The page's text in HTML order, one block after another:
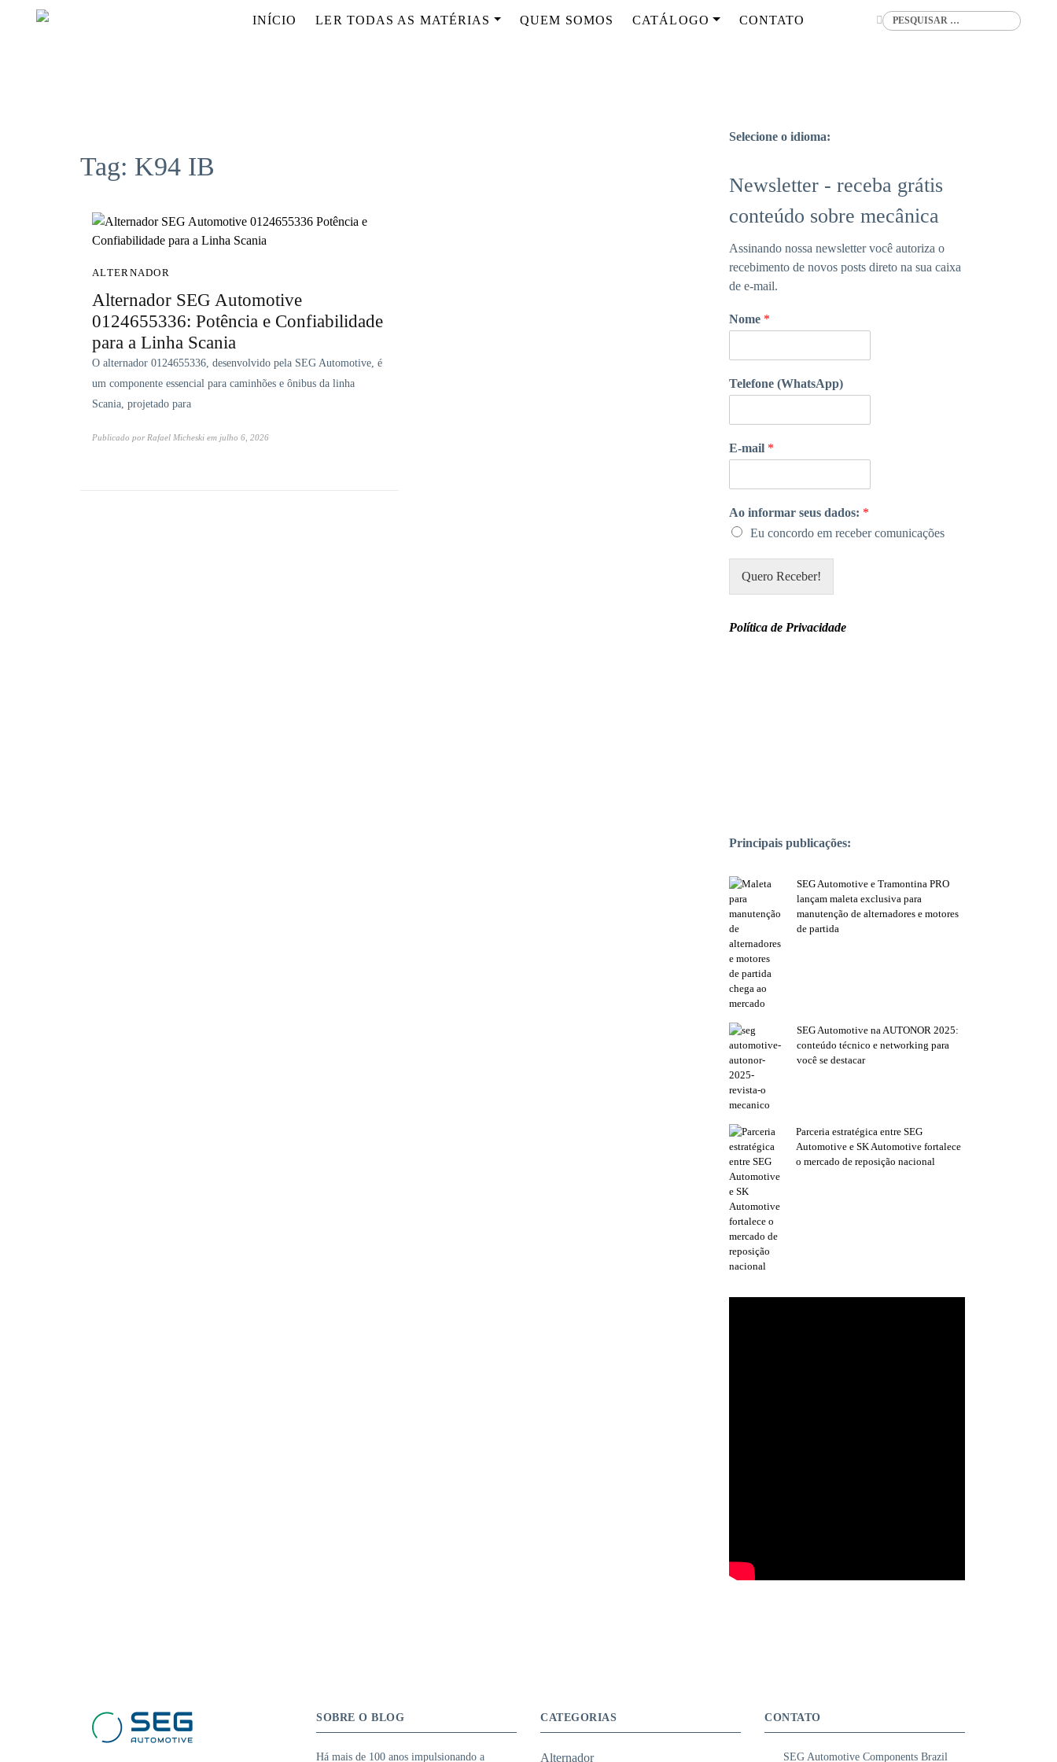
INÍCIO
LER TODAS AS MATÉRIAS QUEM SOMOS CATÁLOGO CONTATO
Buscar
Tag: K94 IB
ALTERNADOR
Alternador SEG Automotive
0124655336: Potência e Confiabilidade
para a Linha Scania
O alternador 0124655336, desenvolvido pela SEG Automotive, é
um componente essencial para caminhões e ônibus da linha
Scania, projetado para
Publicado porRafael Micheski em julho 6, 2026
Selecione o idioma:
Newsletter - receba grátis
conteúdo sobre mecânica
Assinando nossa newsletter você autoriza o
recebimento de novos posts direto na sua caixa
de e-mail.
Nome *
Telefone (WhatsApp)
E-mail *
Ao informar seus dados: *
Eu concordo em receber comunicações
Quero Receber!
Política de Privacidade
Principais publicações:
SEG Automotive e Tramontina PRO
lançam maleta exclusiva para
manutenção de alternadores e motores
de partida
SEG Automotive na AUTONOR 2025:
conteúdo técnico e networking para
você se destacar
Parceria estratégica entre SEG
Automotive e SK Automotive fortalece
o mercado de reposição nacional
SOBRE O BLOG
Há mais de 100 anos impulsionando a
CATEGORIAS
Alternador
CONTATO
SEG Automotive Components Brazil